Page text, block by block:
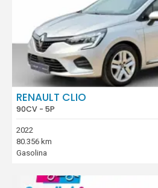
RENAULT CLIO
90CV - 5P
2022
80.356 km
Gasolina